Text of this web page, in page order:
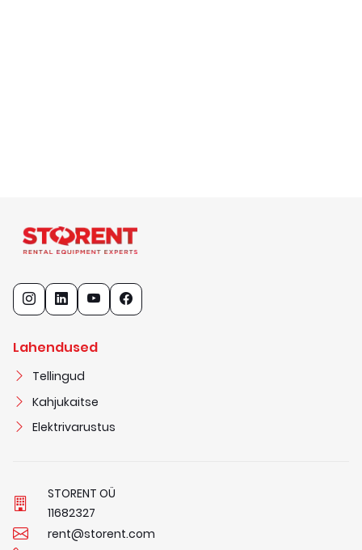
Lahendused
Tellingud
Kahjukaitse
Elektrivarustus
STORENT OÜ
11682327
rent@storent.com